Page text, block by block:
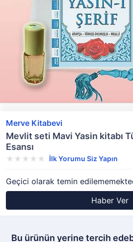
Merve Kitabevi
Mevlit seti Mavi Yasin kitabı
Esansı
İlk Yorumu Siz Yapın
Geçici olarak temin
Haber Ver
Bu ürünün yerine tercih